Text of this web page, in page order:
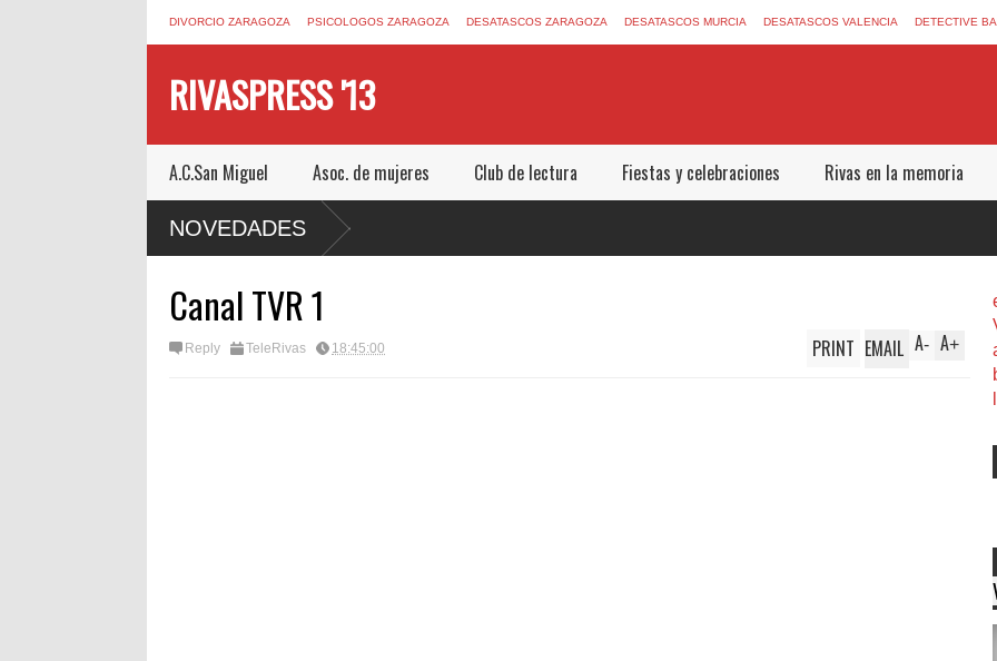
DIVORCIO ZARAGOZA PSICOLOGOS ZARAGOZA DESATASCOS ZARAGOZA DESATASCOS MURCIA DESATASCOS VALENCIA DETECTIVE
RIVASPRESS '13
A.C.San Miguel Asoc. de mujeres Club de lectura Fiestas y celebraciones Rivas en la memoria
NOVEDADES
UN ESCAPE ROOM DE MUCHO MIEDO EN
Canal TVR 1
Reply TeleRivas 18:45:00 A+
A-
PRINT EMAIL